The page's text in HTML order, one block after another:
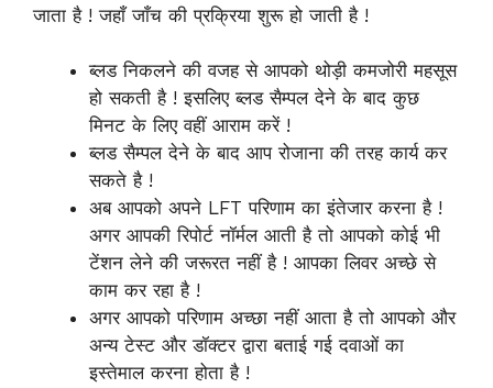
जाता है ! जहाँ जाँच की प्रक्रिया शुरू हो जाती है !
ब्लड निकलने की वजह से आपको थोड़ी कमजोरी महसूस
हो सकती है ! इसलिए ब्लड सैम्पल देने के बाद कुछ
मिनट के लिए वहीं आराम करें !
ब्लड सैम्पल देने के बाद आप रोजाना की तरह कार्य कर
सकते है !
अब आपको अपने LFT परिणाम का इंतेजार करना है !
अगर आपकी रिपोर्ट नॉर्मल आती है तो आपको कोई भी
टेंशन लेने की जरूरत नहीं है ! आपका लिवर अच्छे से
काम कर रहा है !
अगर आपको परिणाम अच्छा नहीं आता है तो आपको और
अन्य टेस्ट और डॉक्टर द्वारा बताई गई दवाओं का
इस्तेमाल करना होता है !